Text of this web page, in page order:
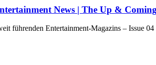
News | The Up &
führenden Entertainment-Magazins – Issue